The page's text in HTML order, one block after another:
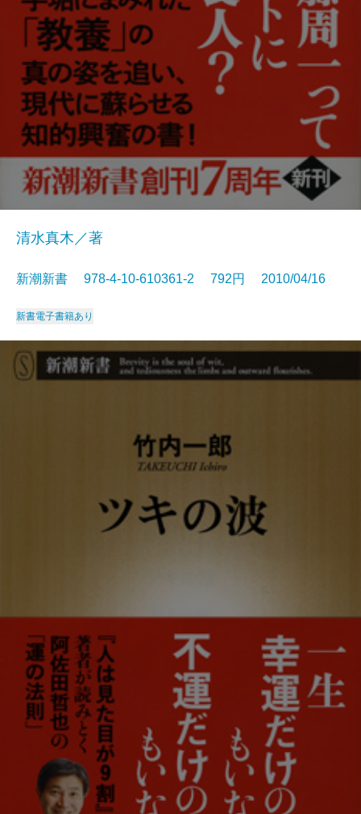
清水真木／著
新潮新書 978-4-10-610361-2 792円 2010/04/16
新書電子書籍あり